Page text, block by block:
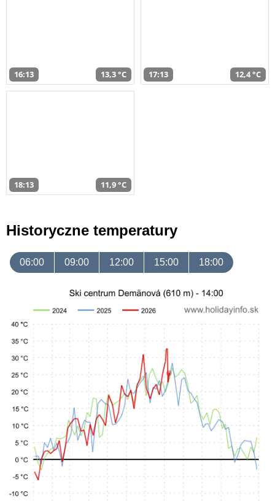
16:13 13,3 °C 17:13 12,4 °C
18:13 11,9 °C
Historyczne temperatury
06:00 09:00 12:00 15:00 18:00